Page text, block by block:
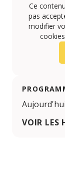
Ce
pas
modifier
VOIR LES